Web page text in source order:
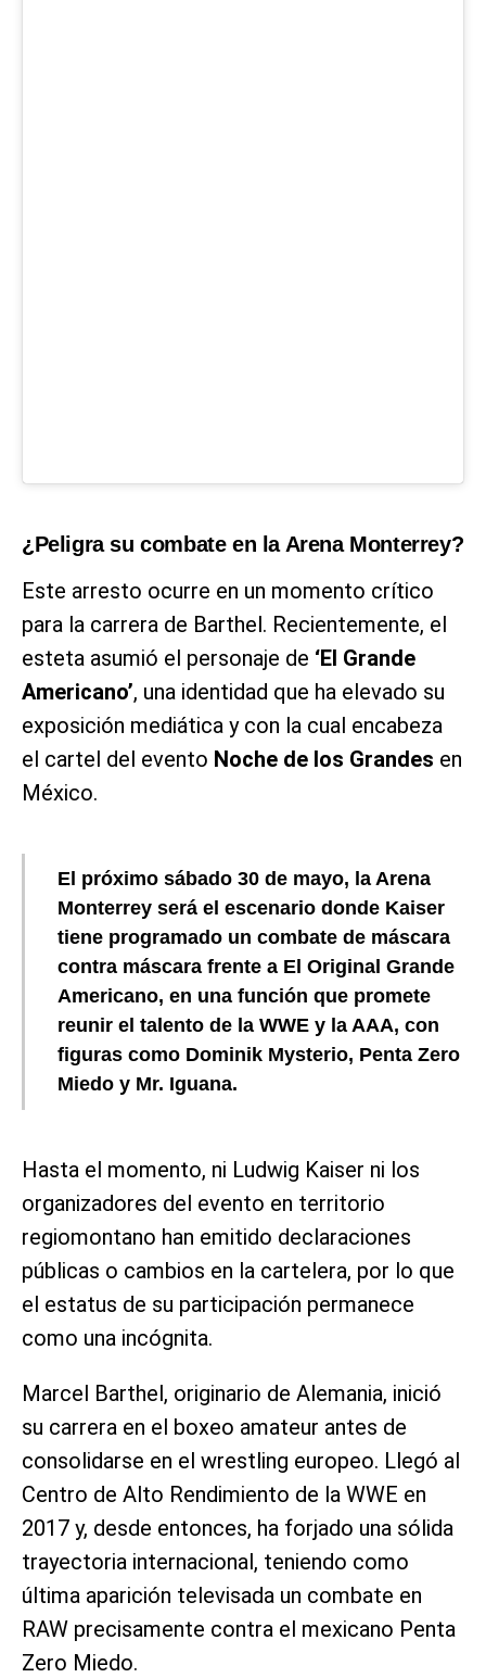
¿Peligra su combate en la Arena Monterrey?
Este arresto ocurre en un momento crítico
para la carrera de Barthel. Recientemente, el
esteta asumió el personaje de ‘El Grande
Americano’, una identidad que ha elevado su
exposición mediática y con la cual encabeza
el cartel del evento Noche de los Grandes en
México.
El próximo sábado 30 de mayo, la Arena
Monterrey será el escenario donde Kaiser
tiene programado un combate de máscara
contra máscara frente a El Original Grande
Americano, en una función que promete
reunir el talento de la WWE y la AAA, con
figuras como Dominik Mysterio, Penta Zero
Miedo y Mr. Iguana.
Hasta el momento, ni Ludwig Kaiser ni los
organizadores del evento en territorio
regiomontano han emitido declaraciones
públicas o cambios en la cartelera, por lo que
el estatus de su participación permanece
como una incógnita.
Marcel Barthel, originario de Alemania, inició
su carrera en el boxeo amateur antes de
consolidarse en el wrestling europeo. Llegó al
Centro de Alto Rendimiento de la WWE en
2017 y, desde entonces, ha forjado una sólida
trayectoria internacional, teniendo como
última aparición televisada un combate en
RAW precisamente contra el mexicano Penta
Zero Miedo.